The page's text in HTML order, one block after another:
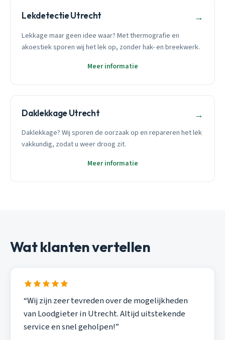
Lekdetectie Utrecht →
Lekkage maar geen idee waar? Met thermografie en
akoestiek sporen wij het lek op, zonder hak- en breekwerk.
Meer informatie
Daklekkage Utrecht →
Daklekkage? Wij sporen de oorzaak op en repareren het lek
vakkundig, zodat u weer droog zit.
Meer informatie
Wat klanten vertellen
“Wij zijn zeer tevreden over de mogelijkheden
van Loodgieter in Utrecht. Altijd uitstekende
service en snel geholpen!”